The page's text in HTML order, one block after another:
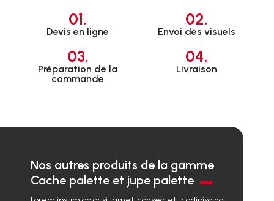
01.
Devis en ligne
02.
Envoi des visuels
03.
Préparation de la
commande
04.
Livraison
Nos autres produits de la gamme
Cache palette et jupe palette